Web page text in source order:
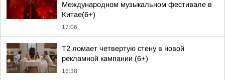
Международном музыкальном фестивале в
Китае(6+)
17:06
Т2 ломает четвертую стену в новой
рекламной кампании (6+)
16:38